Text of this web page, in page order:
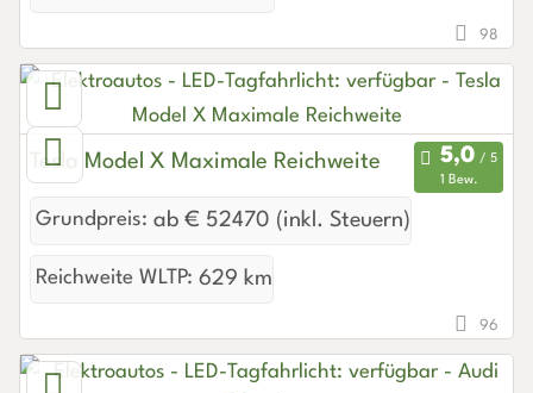
98
Tesla Model X Maximale Reichweite
1 Bew.
Grundpreis: ab € 52470 (inkl. Steuern)
Reichweite WLTP: 629 km
96